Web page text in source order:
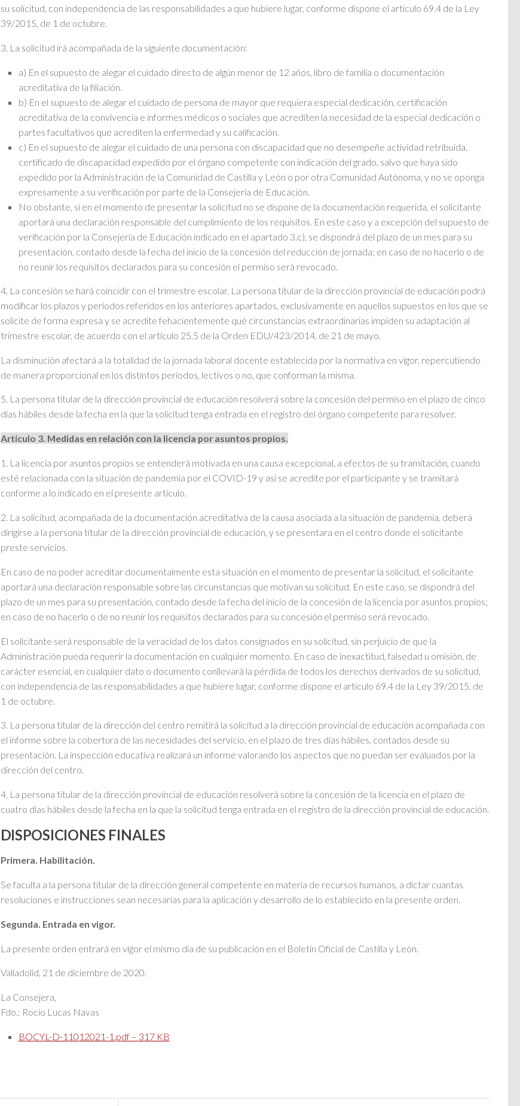
su solicitud, con independencia de las responsabilidades a que hubiere lugar, conforme dispone el artículo 69.4 de la Ley
39/2015, de 1 de octubre.
3. La solicitud irá acompañada de la siguiente documentación:
a) En el supuesto de alegar el cuidado directo de algún menor de 12 años, libro de familia o documentación
acreditativa de la filiación.
b) En el supuesto de alegar el cuidado de persona de mayor que requiera especial dedicación, certificación
acreditativa de la convivencia e informes médicos o sociales que acrediten la necesidad de la especial dedicación o
partes facultativos que acrediten la enfermedad y su calificación.
c) En el supuesto de alegar el cuidado de una persona con discapacidad que no desempeñe actividad retribuida,
certificado de discapacidad expedido por el órgano competente con indicación del grado, salvo que haya sido
expedido por la Administración de la Comunidad de Castilla y León o por otra Comunidad Autónoma, y no se oponga
expresamente a su verificación por parte de la Consejería de Educación.
No obstante, si en el momento de presentar la solicitud no se dispone de la documentación requerida, el solicitante
aportará una declaración responsable del cumplimiento de los requisitos. En este caso y a excepción del supuesto de
verificación por la Consejería de Educación indicado en el apartado 3.c), se dispondrá del plazo de un mes para su
presentación, contado desde la fecha del inicio de la concesión del reducción de jornada; en caso de no hacerlo o de
no reunir los requisitos declarados para su concesión el permiso será revocado.
4. La concesión se hará coincidir con el trimestre escolar. La persona titular de la dirección provincial de educación podrá
modificar los plazos y períodos referidos en los anteriores apartados, exclusivamente en aquellos supuestos en los que se
solicite de forma expresa y se acredite fehacientemente qué circunstancias extraordinarias impiden su adaptación al
trimestre escolar, de acuerdo con el artículo 25.5 de la Orden EDU/423/2014, de 21 de mayo.
La disminución afectará a la totalidad de la jornada laboral docente establecida por la normativa en vigor, repercutiendo
de manera proporcional en los distintos períodos, lectivos o no, que conforman la misma.
5. La persona titular de la dirección provincial de educación resolverá sobre la concesión del permiso en el plazo de cinco
días hábiles desde la fecha en la que la solicitud tenga entrada en el registro del órgano competente para resolver.
Artículo 3. Medidas en relación con la licencia por asuntos propios.
1. La licencia por asuntos propios se entenderá motivada en una causa excepcional, a efectos de su tramitación, cuando
esté relacionada con la situación de pandemia por el COVID-19 y así se acredite por el participante y se tramitará
conforme a lo indicado en el presente artículo.
2. La solicitud, acompañada de la documentación acreditativa de la causa asociada a la situación de pandemia, deberá
dirigirse a la persona titular de la dirección provincial de educación, y se presentara en el centro donde el solicitante
preste servicios.
En caso de no poder acreditar documentalmente esta situación en el momento de presentar la solicitud, el solicitante
aportará una declaración responsable sobre las circunstancias que motivan su solicitud. En este caso, se dispondrá del
plazo de un mes para su presentación, contado desde la fecha del inicio de la concesión de la licencia por asuntos propios;
en caso de no hacerlo o de no reunir los requisitos declarados para su concesión el permiso será revocado.
El solicitante será responsable de la veracidad de los datos consignados en su solicitud, sin perjuicio de que la
Administración pueda requerir la documentación en cualquier momento. En caso de inexactitud, falsedad u omisión, de
carácter esencial, en cualquier dato o documento conllevará la pérdida de todos los derechos derivados de su solicitud,
con independencia de las responsabilidades a que hubiere lugar, conforme dispone el artículo 69.4 de la Ley 39/2015, de
1 de octubre.
3. La persona titular de la dirección del centro remitirá la solicitud a la dirección provincial de educación acompañada con
el informe sobre la cobertura de las necesidades del servicio, en el plazo de tres días hábiles, contados desde su
presentación. La inspección educativa realizará un informe valorando los aspectos que no puedan ser evaluados por la
dirección del centro.
4. La persona titular de la dirección provincial de educación resolverá sobre la concesión de la licencia en el plazo de
cuatro días hábiles desde la fecha en la que la solicitud tenga entrada en el registro de la dirección provincial de educación.
DISPOSICIONES FINALES
Primera. Habilitación.
Se faculta a la persona titular de la dirección general competente en materia de recursos humanos, a dictar cuantas
resoluciones e instrucciones sean necesarias para la aplicación y desarrollo de lo establecido en la presente orden.
Segunda. Entrada en vigor.
La presente orden entrará en vigor el mismo día de su publicación en el Boletín Oficial de Castilla y León.
Valladolid, 21 de diciembre de 2020.
La Consejera,
Fdo.: Rocío Lucas Navas
BOCYL-D-11012021-1.pdf – 317 KB